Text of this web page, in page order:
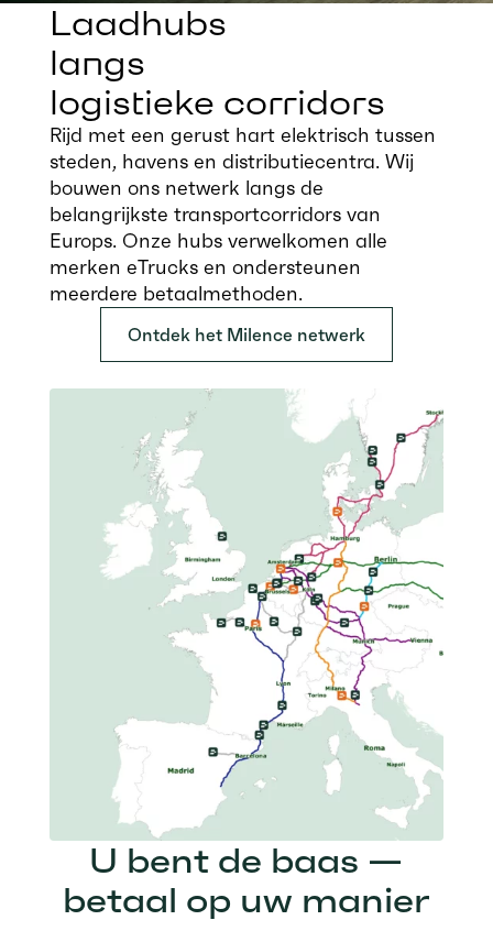
Laadhubs
langs
logistieke corridors
Rijd met een gerust hart elektrisch tussen
steden, havens en distributiecentra. Wij
bouwen ons netwerk langs de
belangrijkste transportcorridors van
Europs. Onze hubs verwelkomen alle
merken eTrucks en ondersteunen
meerdere betaalmethoden.
Ontdek het Milence netwerk
U bent de baas —
betaal op uw manier